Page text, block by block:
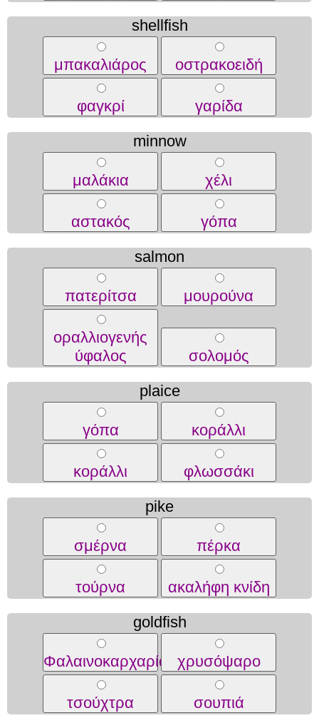
shellfish
μπακαλιάρος οστρακοειδή
φαγκρί
γαρίδα
minnow
μαλάκια χέλι
αστακός
γόπα
salmon
πατερίτσα μουρούνα
οραλλιογενής
ύφαλος
σολομός
plaice
γόπα κοράλλι
κοράλλι
φλωσσάκι
pike
σμέρνα πέρκα
τούρνα
ακαλήφη κνίδη
goldfish
Φαλαινοκαρχαρίας χρυσόψαρο
τσούχτρα
σουπιά